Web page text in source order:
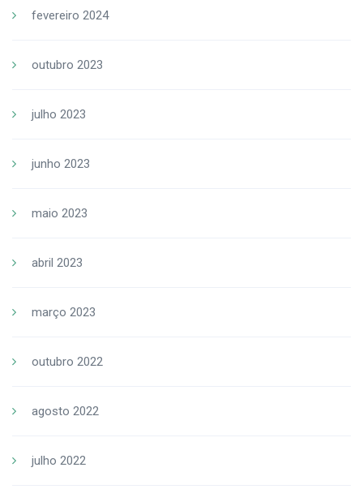
fevereiro 2024
outubro 2023
julho 2023
junho 2023
maio 2023
abril 2023
março 2023
outubro 2022
agosto 2022
julho 2022